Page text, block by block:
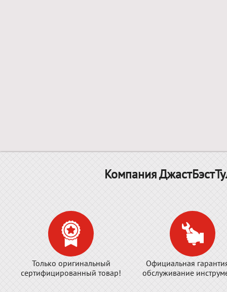
Компания
Только оригинальный
сертифицированный товар!
Официальная
обслуживание